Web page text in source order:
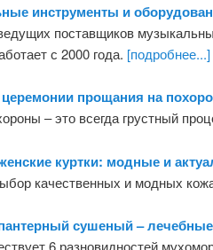
инструменты и
поставщиков
с 2000 года. [подробнее...]
прощания на
– это всегда грустный
куртки: модные и
качественных и модных
сушеный –
6 разновидностей